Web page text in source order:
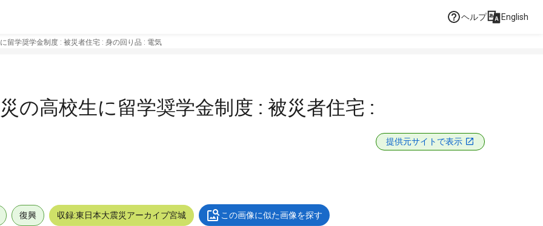
ヘルプ English
留学奨学金制度 : 被災者住宅 : 身の回り品 : 電気
の高校生に留学奨学金制度 : 被災者住宅 :
提供元サイトで表示
復興 収録:東日本大震災アーカイブ宮城 この画像に似た画像を探す